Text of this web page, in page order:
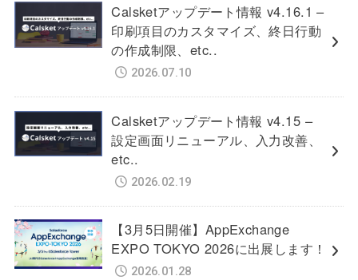
Calsketアップデート情報 v4.16.1 –
印刷項目のカスタマイズ、終日行動
の作成制限、etc..
2026.07.10
Calsketアップデート情報 v4.15 –
設定画面リニューアル、入力改善、
etc..
2026.02.19
【3月5日開催】AppExchange
EXPO TOKYO 2026に出展します！
2026.01.28